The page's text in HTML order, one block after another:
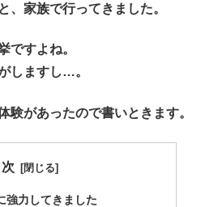
、家族で行ってきました。
ですよね。
しますし…。
験があったので書いときます。
次
強力してきました